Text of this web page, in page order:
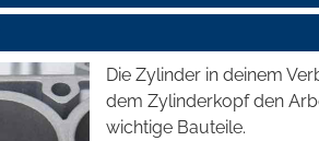
Die Zylinder in deinem
dem Zylinderkopf den
wichtige Bauteile.